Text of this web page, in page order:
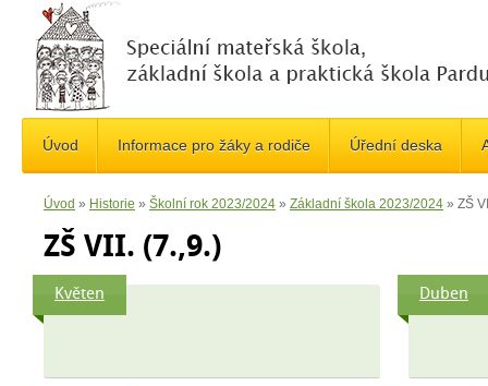
Úvod Informace pro žáky a rodiče Úřední deska
Úvod » Historie » Školní rok 2023/2024 » Základní škola 2023/2024 » ZŠ
ZŠ VII. (7.,9.)
Květen Duben